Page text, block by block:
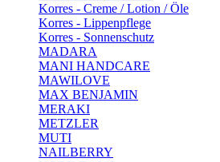
Korres - Creme / Lotion / Öle
Korres - Lippenpflege
Korres - Sonnenschutz
MADARA
MANI HANDCARE
MAWILOVE
MAX BENJAMIN
MERAKI
METZLER
MUTI
NAILBERRY